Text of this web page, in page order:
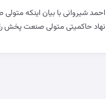
احمد شیروانی با بیان اینکه
نهاد حاکمیتی متولی صنعت پخش